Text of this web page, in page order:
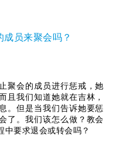
员来聚会吗？
聚会的成员进行惩戒，她
且我们知道她就在吉林，
。但是当我们告诉她要惩
了。我们该怎么做？教会
中要求退会或转会吗？